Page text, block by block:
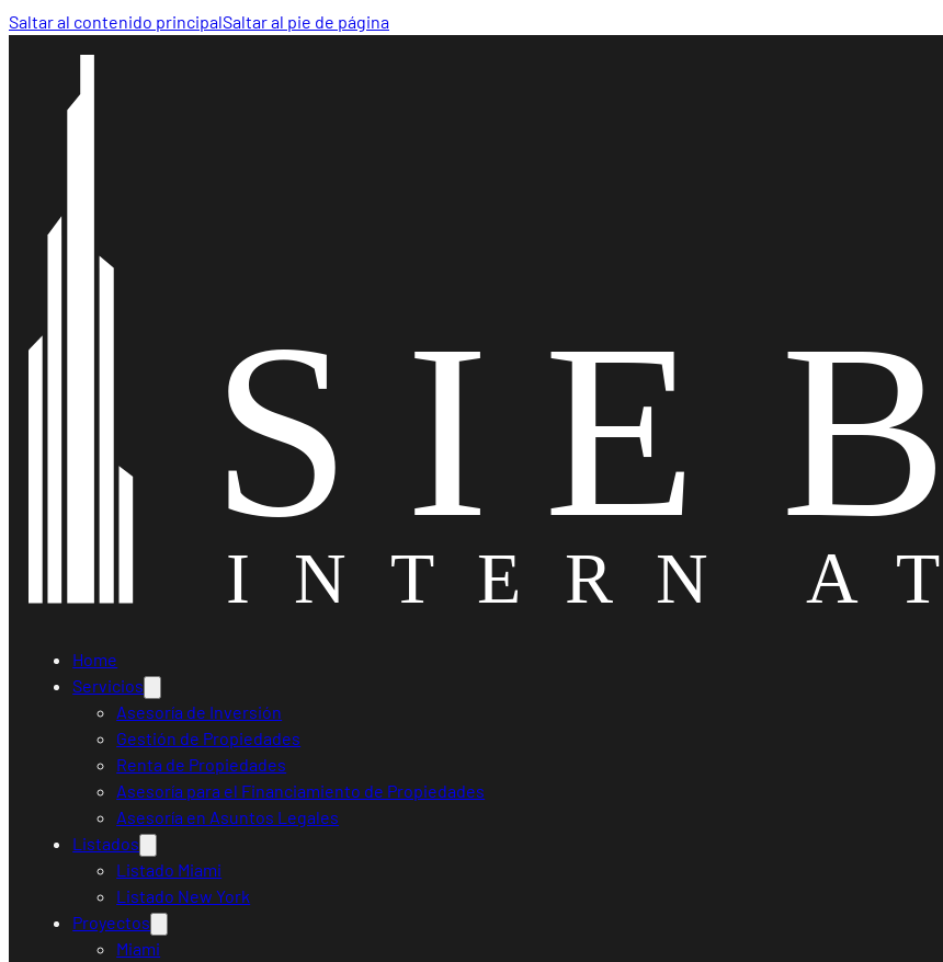
Saltar al contenido principalSaltar al pie de página
Home
Servicios
Asesoría de Inversión
Gestión de Propiedades
Renta de Propiedades
Asesoría para el Financiamiento de Propiedades
Asesoría en Asuntos Legales
Listados
Listado Miami
Listado New York
Proyectos
Miami